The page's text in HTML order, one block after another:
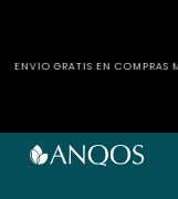
MAYORES A $1000 MXN